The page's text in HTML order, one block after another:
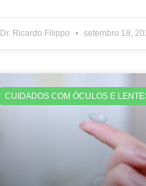
Dr. Ricardo Filippo setembro 18,
CUIDADOS COM ÓCULOS E